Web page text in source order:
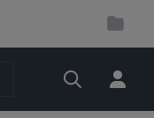
Suche